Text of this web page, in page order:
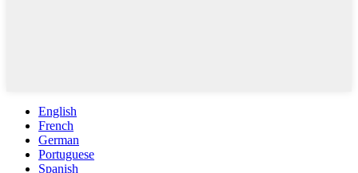
English
French
German
Portuguese
Spanish